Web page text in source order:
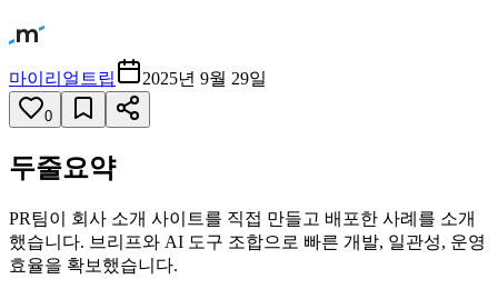
마이리얼트립 2025년 9월 29일
0
두줄요약
PR팀이 회사 소개 사이트를 직접 만들고 배포한 사례를 소개
했습니다. 브리프와 AI 도구 조합으로 빠른 개발, 일관성, 운영
효율을 확보했습니다.